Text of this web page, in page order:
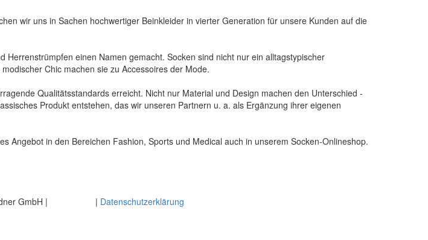
wir uns in Sachen hochwertiger Beinkleider in vierter Generation für unsere Kunden auf die
einen Namen gemacht. Socken sind nicht nur ein alltagstypischer
Chic machen sie zu Accessoires der Mode.
Qualitätsstandards erreicht. Nicht nur Material und Design machen den Unterschied -
Produkt entstehen, das wir unseren Partnern u. a. als Ergänzung ihrer eigenen
Angebot in den Bereichen Fashion, Sports und Medical auch in unserem Socken-Onlineshop.
GmbH |
| Datenschutzerklärung